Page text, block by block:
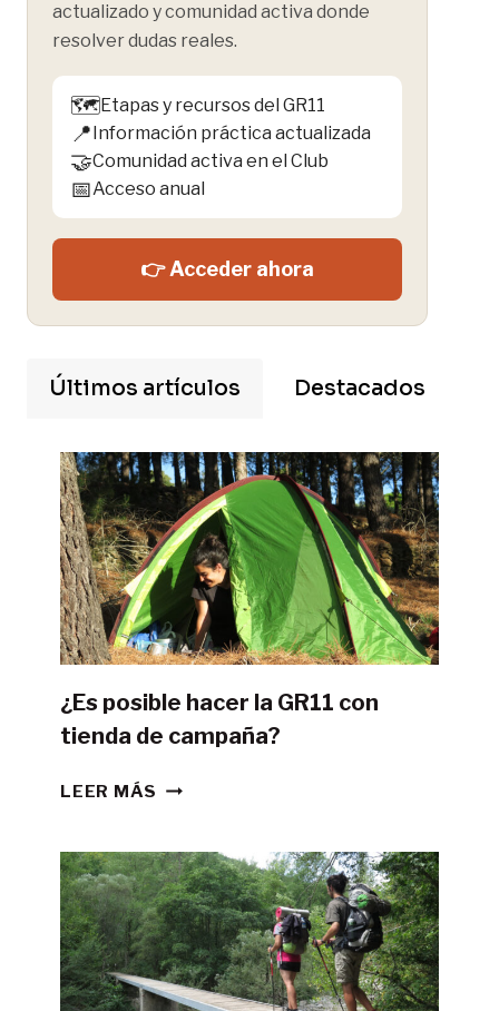
actualizado y comunidad activa donde
resolver dudas reales.
🗺️Etapas y recursos del GR11
📍Información práctica actualizada
🤝Comunidad activa en el Club
📅Acceso anual
👉 Acceder ahora
Últimos artículos Destacados
¿Es posible hacer la GR11 con
tienda de campaña?
LEER MÁS ¿ES
LA
GR11
CON
TIENDA
DE
CAMPAÑA?